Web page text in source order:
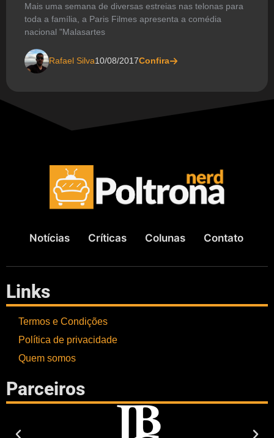
Mais uma semana de diversas estreias nas telonas para
toda a família, a Paris Filmes apresenta a comédia
nacional "Malasartes
Rafael Silva10/08/2017Confira
Notícias Críticas Colunas Contato
Links
Termos e Condições
Política de privacidade
Quem somos
Parceiros